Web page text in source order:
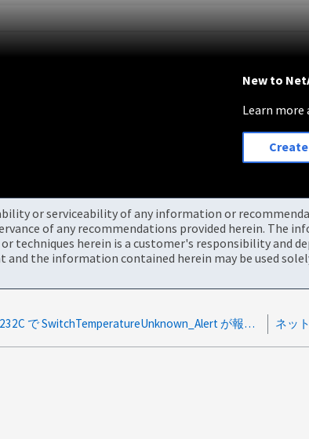
New to
Learn
or serviceability of any information or
of any recommendations provided herein. The
herein is a customer's responsibility and
the information contained herein may be used
Cisco 3232C で SwitchTemperatureUnknown_Alert が報告されます ネッ